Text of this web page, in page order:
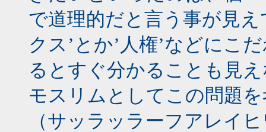
で道理的だと言う事が見
クス’とか’人権’などにこ
るとすぐ分かることも見
モスリムとしてこの問題
（サッラッラーフアレイ